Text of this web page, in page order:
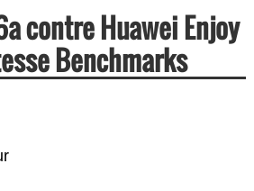
contre Huawei Enjoy
Benchmarks